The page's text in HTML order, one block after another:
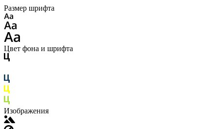
Размер шрифта
Цвет фона и шрифта
Изображения